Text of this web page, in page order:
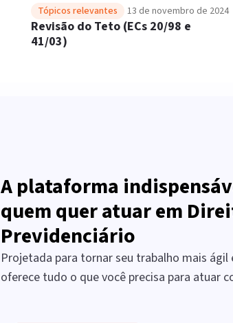
Tópicos relevantes 13 de novembro de 2024
Revisão do Teto (ECs 20/98 e
41/03)
A plataforma
quem quer atuar em
Previdenciário
Projetada para tornar seu trabalho mais ágil
oferece tudo o que você precisa para atuar